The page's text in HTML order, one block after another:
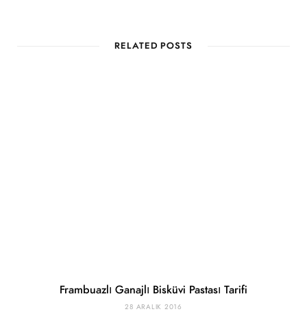
RELATED POSTS
Frambuazlı Ganajlı Bisküvi Pastası Tarifi
28 ARALIK 2016